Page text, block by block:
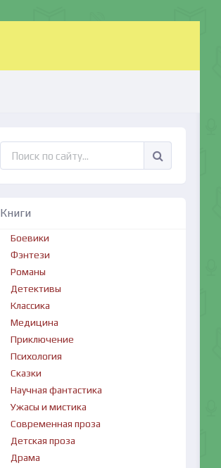
Книги
Боевики
Фэнтези
Романы
Детективы
Классика
Медицина
Приключение
Психология
Сказки
Научная фантастика
Ужасы и мистика
Современная проза
Детская проза
Драма